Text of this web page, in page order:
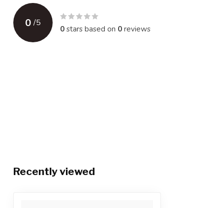
0 /5
0stars based on 0reviews
Recently viewed